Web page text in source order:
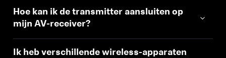
Hoe kan ik de transmitter aansluiten op
mijn AV-receiver?
Ik heb verschillende wireless-apparaten